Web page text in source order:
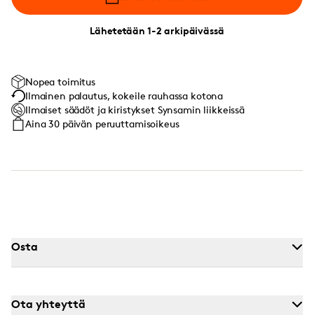
Lähetetään 1-2 arkipäivässä
Nopea toimitus
Ilmainen palautus, kokeile rauhassa kotona
Ilmaiset säädöt ja kiristykset Synsamin liikkeissä
Aina 30 päivän peruuttamisoikeus
Osta
Ota yhteyttä